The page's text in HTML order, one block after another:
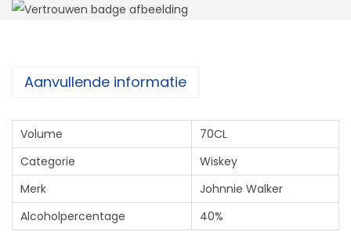
Aanvullende informatie
Volume
70CL
Categorie
Wiskey
Merk
Johnnie Walker
Alcoholpercentage
40%